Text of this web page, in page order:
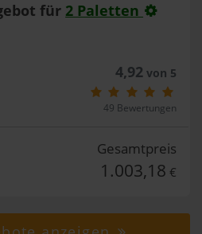
für 2 Paletten
4,92von 5
49 Bewertungen
Gesamtpreis
1.003,18 €